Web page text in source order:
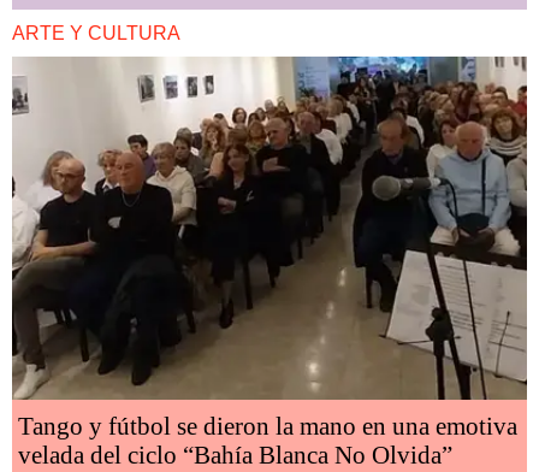
ARTE Y CULTURA
Tango y fútbol se dieron la mano en una emotiva
velada del ciclo “Bahía Blanca No Olvida”